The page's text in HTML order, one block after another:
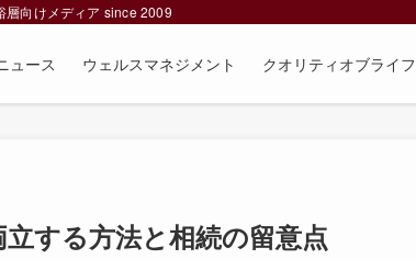
層向けメディア since 2009
ュース ウェルスマネジメント クオリティオブライフ
する方法と相続の留意点